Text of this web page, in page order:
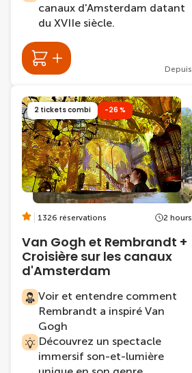
canaux d'Amsterdam datant
du XVIIe siècle.
Depuis
2 tickets combi -26 %
1326 réservations 2 hours
Van Gogh et Rembrandt +
Croisière sur les canaux
d'Amsterdam
Voir et entendre comment
Rembrandt a inspiré Van
Gogh
Découvrez un spectacle
immersif son-et-lumière